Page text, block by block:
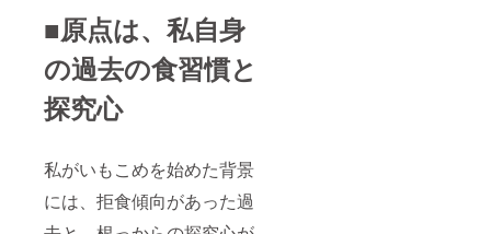
■原点は、私自身
の過去の食習慣と
探究心
私がいもこめを始めた背景
には、拒食傾向があった過